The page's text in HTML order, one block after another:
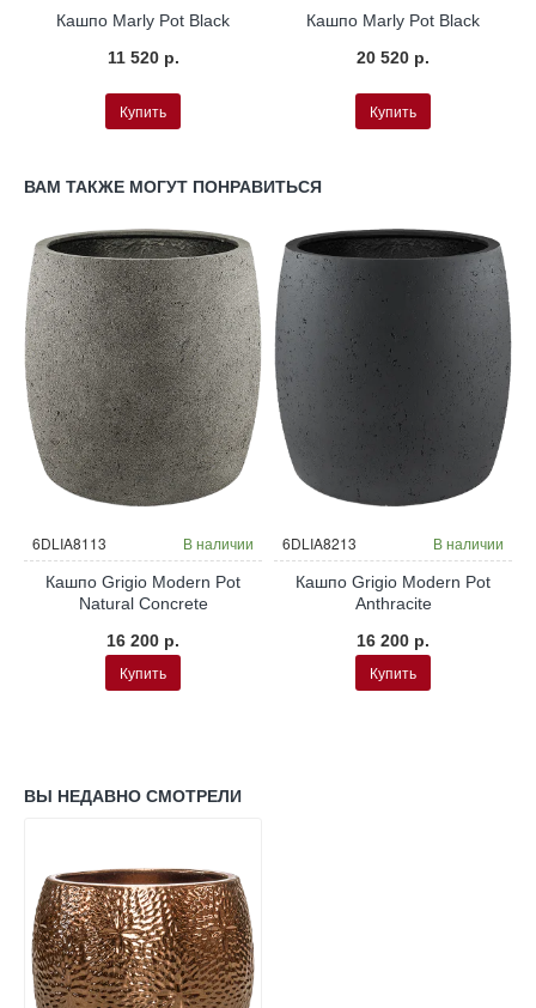
Кашпо Marly Pot Black
11 520 р.
Купить
Кашпо Marly Pot Black
20 520 р.
Купить
ВАМ ТАКЖЕ МОГУТ ПОНРАВИТЬСЯ
6DLIA8113 В наличии
Кашпо Grigio Modern Pot
Natural Concrete
16 200 р.
Купить
6DLIA8213 В наличии
Кашпо Grigio Modern Pot
Anthracite
16 200 р.
Купить
ВЫ НЕДАВНО СМОТРЕЛИ